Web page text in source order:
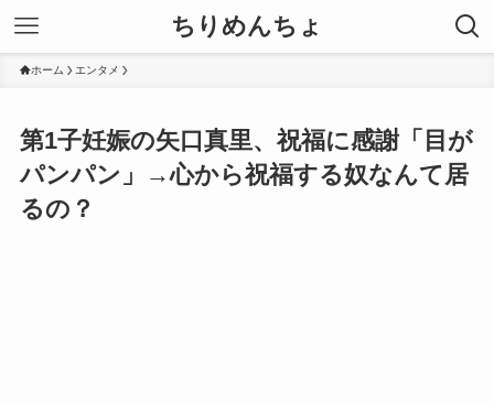
ちりめんちょ
ホーム エンタメ
第1子妊娠の矢口真里、祝福に感謝「目が
パンパン」→心から祝福する奴なんて居
るの？